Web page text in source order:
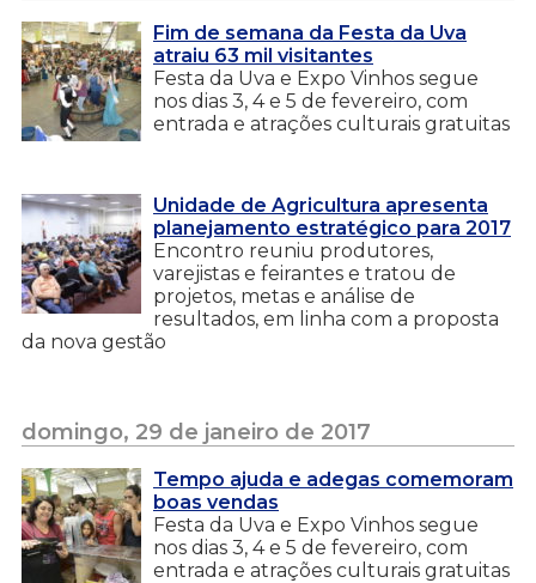
Fim de semana da Festa da Uva
atraiu 63 mil visitantes
Festa da Uva e Expo Vinhos segue
nos dias 3, 4 e 5 de fevereiro, com
entrada e atrações culturais gratuitas
Unidade de Agricultura apresenta
planejamento estratégico para 2017
Encontro reuniu produtores,
varejistas e feirantes e tratou de
projetos, metas e análise de
resultados, em linha com a proposta
da nova gestão
domingo, 29 de janeiro de 2017
Tempo ajuda e adegas comemoram
boas vendas
Festa da Uva e Expo Vinhos segue
nos dias 3, 4 e 5 de fevereiro, com
entrada e atrações culturais gratuitas